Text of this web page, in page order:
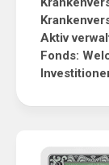
Aktiv
Fonds: